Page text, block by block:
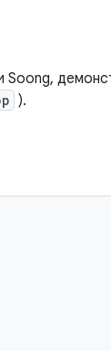
Soong,
).